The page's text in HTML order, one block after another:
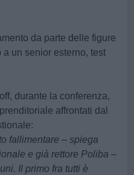
da parte delle figure
un senior esterno, test
durante la conferenza,
affrontati dal
fallimentare – spiega
e già rettore Poliba –
Il primo fra tutti è